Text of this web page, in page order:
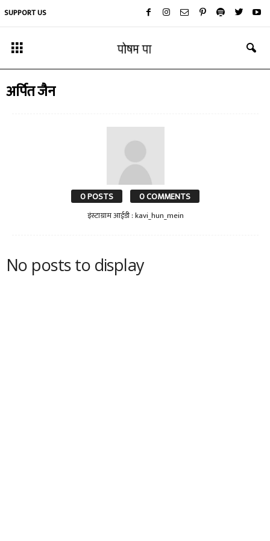
SUPPORT US
अर्पित जैन
0 POSTS 0 COMMENTS
इंस्टाग्राम आईडी : kavi_hun_mein
No posts to display